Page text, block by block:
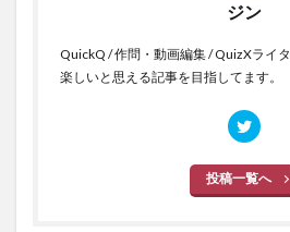
ジン
QuickQ / 作問・動画編集 / QuizXライ
楽しいと思える記事を目指してます。
投稿一覧へ